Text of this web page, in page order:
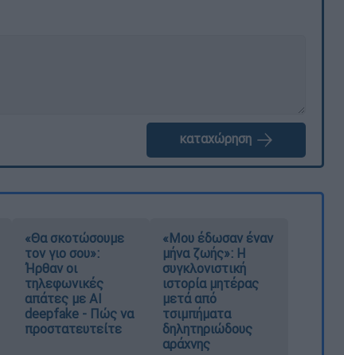
καταχώρηση
«Θα σκοτώσουμε
τον γιο σου»:
Ήρθαν οι
τηλεφωνικές
απάτες με AI
deepfake - Πώς να
προστατευτείτε
«Μου έδωσαν έναν
μήνα ζωής»: Η
συγκλονιστική
ιστορία μητέρας
μετά από
τσιμπήματα
δηλητηριώδους
αράχνης